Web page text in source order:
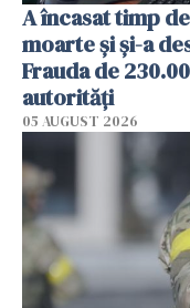
A încasat timp
moarte și și-a
Frauda de
autorități
05 AUGUST 2026